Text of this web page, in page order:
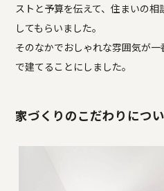
ストと予算を伝えて、住まいの
してもらいました。
そのなかでおしゃれな雰囲気が
で建てることにしました。
家づくりのこだわりにつ